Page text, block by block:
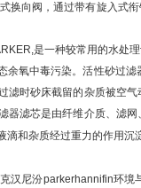
换向阀，通过带有旋入式
是一种较常用的水处
余氧中毒污染。活性砂过
滤时砂床截留的杂质被空
器滤芯是由纤维介质、滤
滴和杂质经过重力的作用
汉尼汾parkerhannifin环境